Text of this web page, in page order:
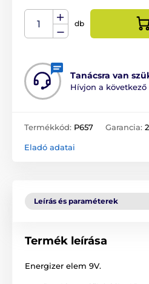
db
Tanácsra van
Hívjon a következő
Termékkód: P657 Garancia:
Eladó adatai
Leírás és paraméterek
Termék leírása
Energizer elem 9V.